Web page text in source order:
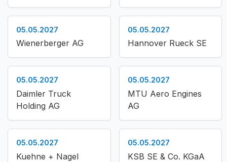
05.05.2027
Wienerberger AG
05.05.2027
Hannover Rueck SE
05.05.2027
Daimler Truck
Holding AG
05.05.2027
MTU Aero Engines
AG
05.05.2027
Kuehne + Nagel
05.05.2027
KSB SE & Co. KGaA